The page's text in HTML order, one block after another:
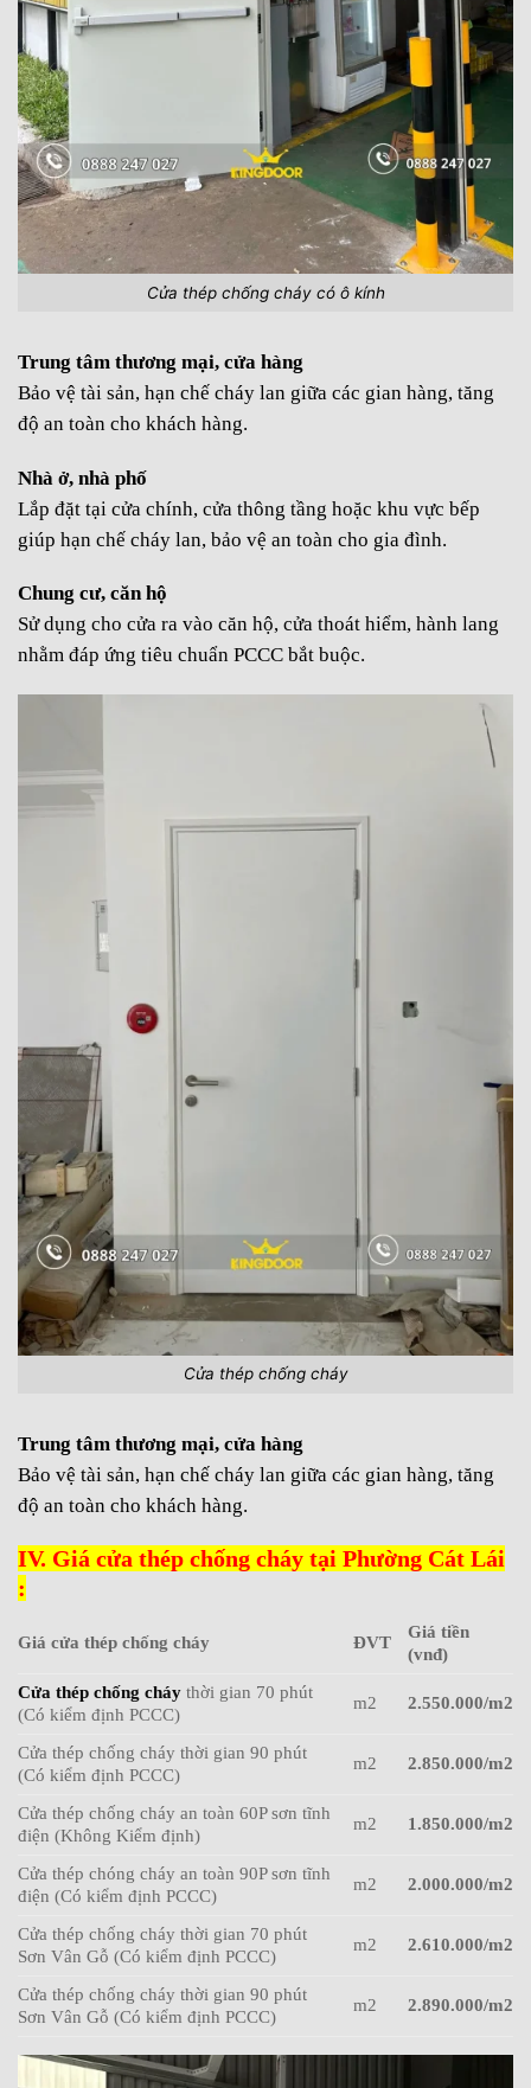
Cửa thép chống cháy có ô kính
Trung tâm thương mại, cửa hàng
Bảo vệ tài sản, hạn chế cháy lan giữa các gian hàng, tăng
độ an toàn cho khách hàng.
Nhà ở, nhà phố
Lắp đặt tại cửa chính, cửa thông tầng hoặc khu vực bếp
giúp hạn chế cháy lan, bảo vệ an toàn cho gia đình.
Chung cư, căn hộ
Sử dụng cho cửa ra vào căn hộ, cửa thoát hiểm, hành lang
nhằm đáp ứng tiêu chuẩn PCCC bắt buộc.
Cửa thép chống cháy
Trung tâm thương mại, cửa hàng
Bảo vệ tài sản, hạn chế cháy lan giữa các gian hàng, tăng
độ an toàn cho khách hàng.
IV. Giá cửa thép chống cháy tại Phường Cát Lái
:
Giá cửa thép chống cháy ĐVT
Giá tiền
(vnđ)
Cửa thép chống cháy thời gian 70 phút
(Có kiểm định PCCC)
m2 2.550.000/m2
Cửa thép chống cháy thời gian 90 phút
(Có kiểm định PCCC)
m2 2.850.000/m2
Cửa thép chống cháy an toàn 60P sơn tĩnh
điện (Không Kiểm định)
m2 1.850.000/m2
Cửa thép chóng cháy an toàn 90P sơn tĩnh
điện (Có kiểm định PCCC)
m2 2.000.000/m2
Cửa thép chống cháy thời gian 70 phút
Sơn Vân Gỗ (Có kiểm định PCCC)
m2 2.610.000/m2
Cửa thép chống cháy thời gian 90 phút
Sơn Vân Gỗ (Có kiểm định PCCC)
m2 2.890.000/m2